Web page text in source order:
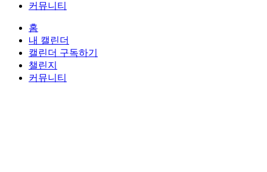
커뮤니티
홈
내 캘린더
캘린더 구독하기
챌린지
커뮤니티